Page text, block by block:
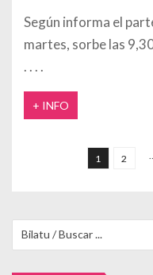
Según informa el
martes, sorbe las
+ INFO
1 2